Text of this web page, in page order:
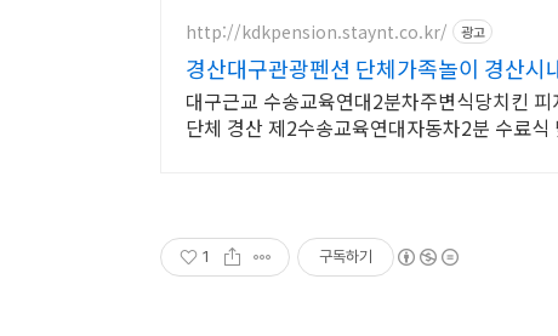
http://kdkpension.staynt.co.kr/ 광고
경산대구관광펜션 단체가족놀이 경산시
대구근교 수송교육연대2분차주변식당치킨
단체 경산 제2수송교육연대자동차2분 수료
1 구독하기